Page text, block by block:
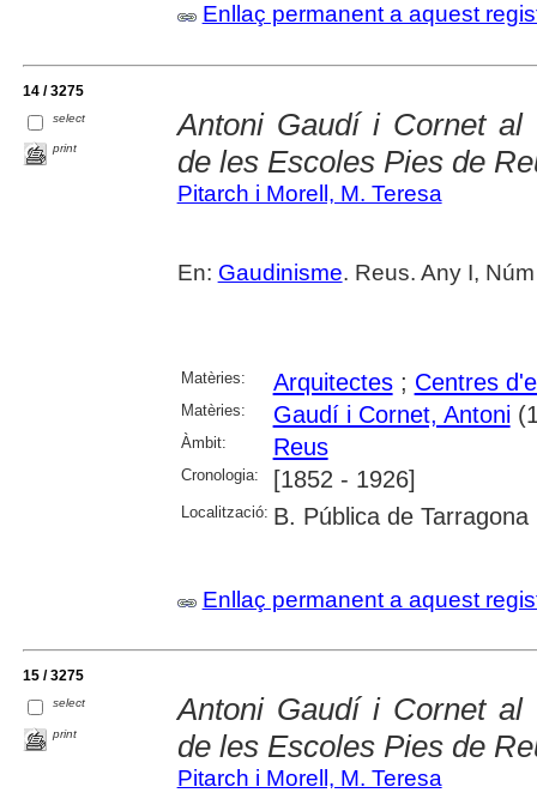
Enllaç permanent a aquest
14 / 3275
select
print
Antoni Gaudí i Cornet al
de les Escoles Pies de
Pitarch i Morell, M. Teresa
En: Gaudinisme. Reus. Any I,
Matèries: Arquitectes; Centres
Matèries: Gaudí i Cornet, Antoni
Àmbit: Reus
Cronologia: [1852 - 1926]
Localització: B. Pública de Tarragona
Enllaç permanent a aquest
15 / 3275
select
print
Antoni Gaudí i Cornet al
de les Escoles Pies de
Pitarch i Morell, M. Teresa